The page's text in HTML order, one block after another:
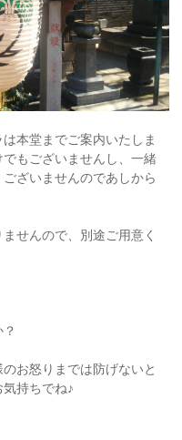
本堂までご案内いたしま
もございませんし、一緒
ざいませんのであしから
せんので、別途ご用意く
お怒りまでは防げないと
持ちでね♪